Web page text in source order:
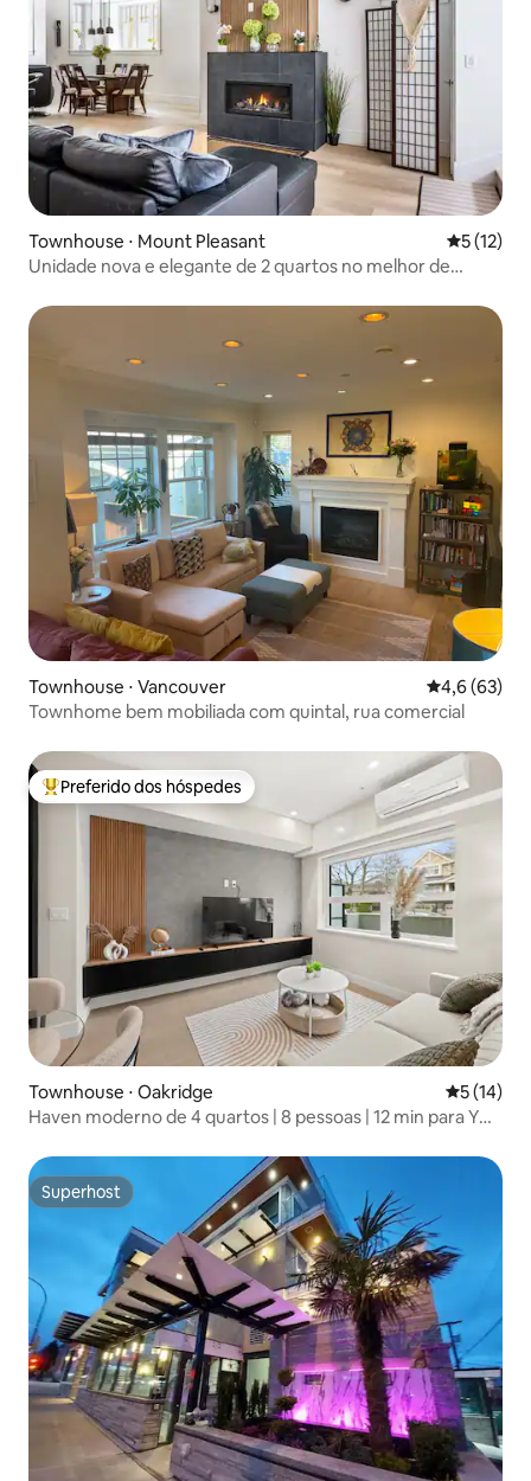
Townhouse ⋅ Mount Pleasant 5 de uma
5 (12)
Unidade nova e elegante de 2 quartos no melhor de
Townhouse ⋅ Vancouver 4,6 de uma
4,6 (63)
Townhome bem mobiliada com quintal, rua comercial
Entre os melhores preferidos dos hóspedes
Preferido dos hóspedes
Townhouse ⋅ Oakridge 5 de uma
5 (14)
Haven moderno de 4 quartos | 8 pessoas | 12 min para YVR
Superhost
Superhost